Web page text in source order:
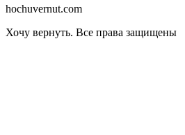
hochuvernut.com
Хочу вернуть. Все права защищены